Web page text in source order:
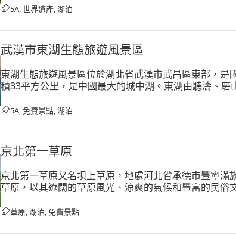
5A, 世界遺產, 湖泊
武漢市東湖生態旅遊風景區
東湖生態旅遊風景區位於湖北省武漢市武昌區東部，
積33平方公里，是中國最大的城中湖。東湖由聽濤、
5A, 免費景點, 湖泊
京北第一草原
京北第一草原又名坝上草原，地處河北省承德市豐寧
草原，以其遼闊的草原風光、涼爽的氣候和豐富的民
草原, 湖泊, 免費景點